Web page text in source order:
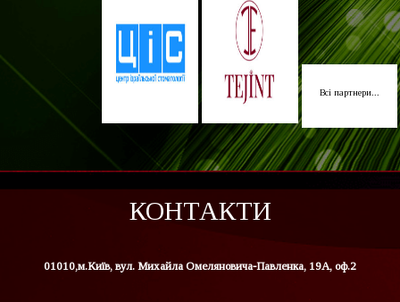
Всі партнери...
КОНТАКТИ
01010,м.Київ, вул. Михайла Омеляновича-Павленка, 19А, оф.2